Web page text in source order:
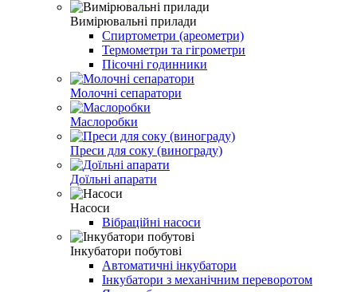
Вимірювальні прилади
Спиртометри (ареометри)
Термометри та гігрометри
Пісочні годинники
Молочні сепаратори
Маслоробки
Преси для соку (винограду)
Доїльні апарати
Насоси
Вібраційні насоси
Інкубатори побутові
Автоматичні інкубатори
Інкубатори з механічним переворотом